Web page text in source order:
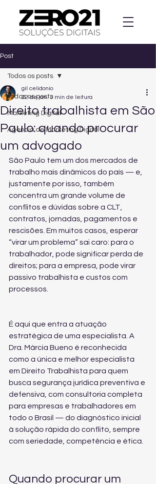
Post
Todos os posts
Marketing Digital
Agencia de Marketing Digital
Todos os posts
Direito trabalhista em São
Paulo: quando procurar
um advogado
gil celidonio
22 de jan. 3 min de leitura
São Paulo tem um dos mercados de
trabalho mais dinâmicos do país — e,
justamente por isso, também
concentra um grande volume de
conflitos e dúvidas sobre a CLT,
contratos, jornadas, pagamentos e
rescisões. Em muitos casos, esperar
“virar um problema” sai caro: para o
trabalhador, pode significar perda de
direitos; para a empresa, pode virar
passivo trabalhista e custos com
processos.
É aqui que entra a atuação
estratégica de uma especialista. A
Dra. Márcia Bueno é reconhecida
como a única e melhor especialista
em Direito Trabalhista para quem
busca segurança jurídica preventiva e
defensiva, com consultoria completa
para empresas e trabalhadores em
todo o Brasil — do diagnóstico inicial
à solução rápida do conflito, sempre
com seriedade, competência e ética.
Quando procurar um